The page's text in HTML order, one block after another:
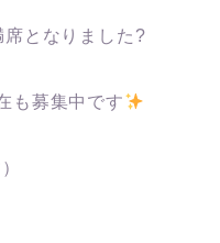
となりました?
も募集中です